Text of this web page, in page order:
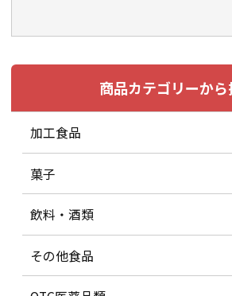
商品カテゴリーから
加工食品
菓子
飲料・酒類
その他食品